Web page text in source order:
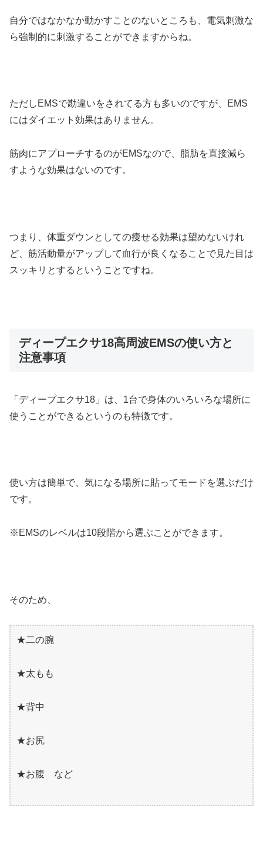
自分ではなかなか動かすことのないところも、電気刺激な
ら強制的に刺激することができますからね。
ただしEMSで勘違いをされてる方も多いのですが、EMS
にはダイエット効果はありません。
筋肉にアプローチするのがEMSなので、脂肪を直接減ら
すような効果はないのです。
つまり、体重ダウンとしての痩せる効果は望めないけれ
ど、筋活動量がアップして血行が良くなることで見た目は
スッキリとするということですね。
ディープエクサ18高周波EMSの使い方と
注意事項
「ディープエクサ18」は、1台で身体のいろいろな場所に
使うことができるというのも特徴です。
使い方は簡単で、気になる場所に貼ってモードを選ぶだけ
です。
※EMSのレベルは10段階から選ぶことができます。
そのため、
★二の腕
★太もも
★背中
★お尻
★お腹 など